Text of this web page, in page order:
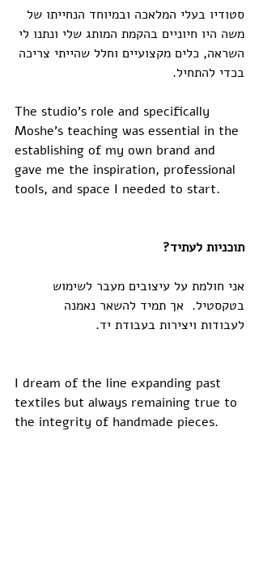
סטודיו בעלי המלאכה ובמיוחד הנחייתו של
משה היו חיוניים בהקמת המותג שלי ונתנו לי
השראה, כלים מקצועיים וחלל שהייתי צריכה
בכדי להתחיל.
The studio’s role and specifically
Moshe’s teaching was essential in the
establishing of my own brand and
gave me the inspiration, professional
tools, and space I needed to start.
תוכניות לעתיד?
אני חולמת על עיצובים מעבר לשימוש
בטקסטיל.  אך תמיד להשאר נאמנה
לעבודות ויצירות בעבודת יד.
I dream of the line expanding past
textiles but always remaining true to
the integrity of handmade pieces.